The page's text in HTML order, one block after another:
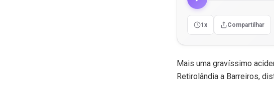
1x Compartilhar
Mais uma gravíssimo
Retirolândia a Barreiros,